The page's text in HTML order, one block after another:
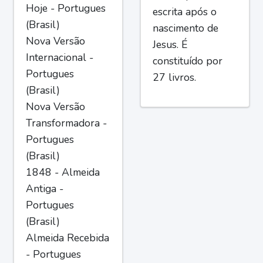
Hoje - Portugues
(Brasil)
Nova Versão
Internacional -
Portugues
(Brasil)
Nova Versão
Transformadora -
Portugues
(Brasil)
1848 - Almeida
Antiga -
Portugues
(Brasil)
Almeida Recebida
- Portugues
escrita após o
nascimento de
Jesus. É
constituído por
27 livros.